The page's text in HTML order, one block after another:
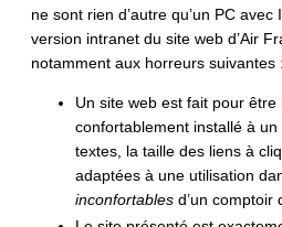
ne sont rien d’autre qu’un PC
version intranet du site web d’Air
notamment aux horreurs suivantes :
Un site web est fait pour être
confortablement installé à
textes, la taille des liens à
adaptées à une utilisation
inconfortables d’un comptoir